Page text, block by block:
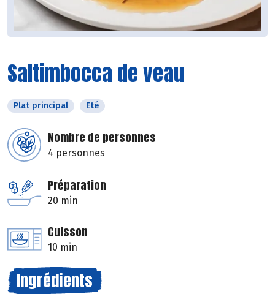
Saltimbocca de veau
Plat principal Eté
Nombre de personnes
4 personnes
Préparation
20 min
Cuisson
10 min
Ingrédients